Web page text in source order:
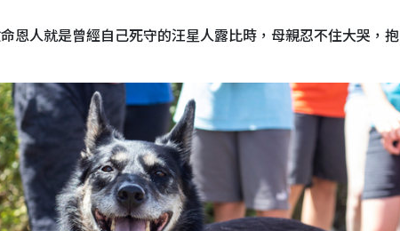
恩人就是曾經自己死守的汪星人露比時，母親忍不住大哭，抱